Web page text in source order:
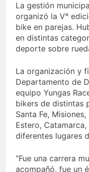
La gestión
organizó la V°
bike en parejas.
en distintas
deporte sobre
La organización y
Departamento de
equipo Yungas
bikers de distintas
Santa Fe,
Estero,
diferentes lugares
“Fue una carrera
acompañó, fue un